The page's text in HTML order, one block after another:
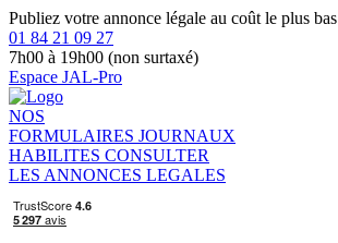
Publiez votre annonce légale au coût le plus bas
01 84 21 09 27
7h00 à 19h00 (non surtaxé)
Espace JAL-Pro
NOS
FORMULAIRES JOURNAUX
HABILITES CONSULTER
LES ANNONCES LEGALES